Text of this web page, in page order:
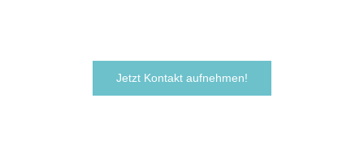
Jetzt Kontakt aufnehmen!